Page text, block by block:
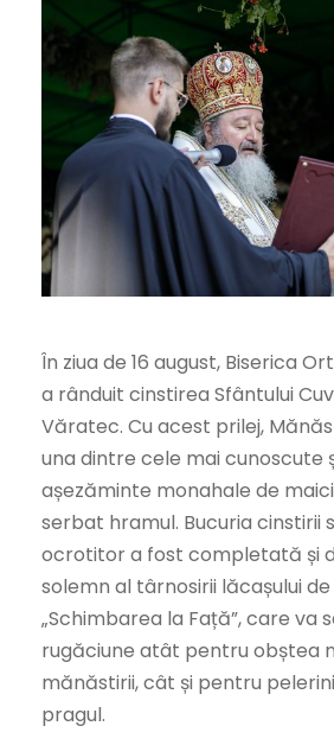
În ziua de 16 august, Biserica
a rânduit cinstirea Sfântului
Văratec. Cu acest prilej,
una dintre cele mai cunoscute
așezăminte monahale de
serbat hramul. Bucuria cinstirii
ocrotitor a fost completată și
solemn al târnosirii lăcașului
„Schimbarea la Față”, care va
rugăciune atât pentru obștea
mănăstirii, cât și pentru
pragul.